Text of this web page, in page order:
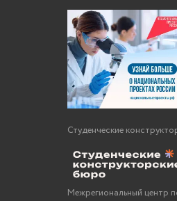
Студенческие
Межрегиональный центр